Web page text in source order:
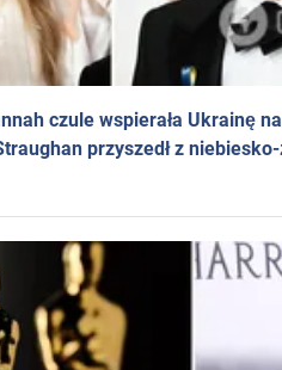
czule wspierała Ukrainę
przyszedł z